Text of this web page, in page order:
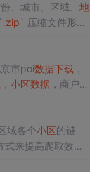
、城市、区域、 地
zip` 压缩文件形式
市poi数据下载 ，
， 小区数据，商户 数
取每个区域各个小区的链
式来提高爬取效